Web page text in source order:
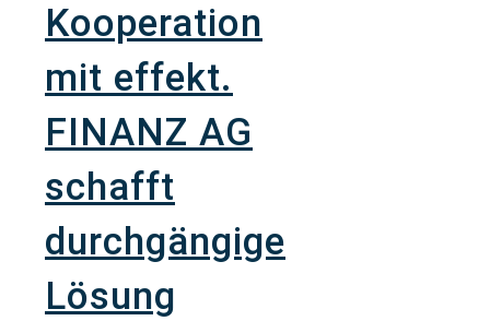
Kooperation
mit effekt.
FINANZ AG
schafft
durchgängige
Lösung